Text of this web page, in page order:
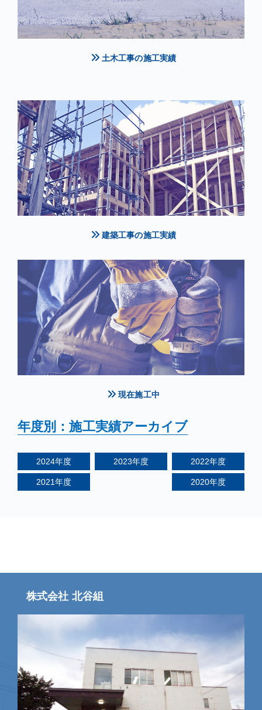
土木工事の施工実績
建築工事の施工実績
現在施工中
年度別：施工実績アーカイブ
2024年度 2023年度 2022年度
2021年度 2020年度
株式会社 北谷組